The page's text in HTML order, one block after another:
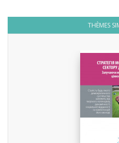
THÈMES